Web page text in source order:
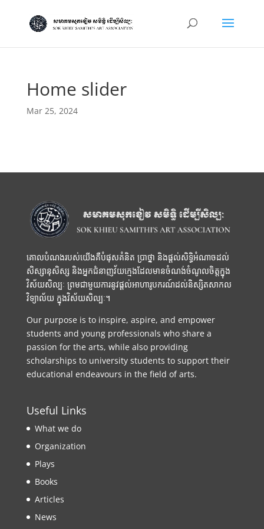
Home slider
Mar 25, 2024
គោលបំណងរបស់យើងគឺបំផុសគំនិត ប្រាថ្នា និងផ្តល់សិទ្ធិអំណាចដល់
សិស្សានុសិស្ស និងអ្នកជំនាញវ័យក្មេងដែលមានចំណង់ចំណូលចិត្តក្នុង
វិស័យសិល្បៈ ព្រមជាមួយការនូវផ្តល់អាហារូបករណ៍ដល់និស្សិតសាកល
វិទ្យាល័យ ក្នុងវិស័យសិល្បៈ។
Our purpose is to inspire, aspire, and empower
students and young professionals who share a
passion for the arts, while also providing
scholarships to university students to support their
educational endeavours in the field of arts.
Useful Links
What we do
Organization
Plays
Books
Articles
News